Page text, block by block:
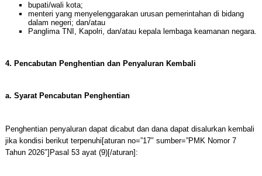
bupati/wali kota;
menteri yang menyelenggarakan urusan pemerintahan di bidang
dalam negeri; dan/atau
Panglima TNI, Kapolri, dan/atau kepala lembaga keamanan negara.
4. Pencabutan Penghentian dan Penyaluran Kembali
a. Syarat Pencabutan Penghentian
Penghentian penyaluran dapat dicabut dan dana dapat disalurkan kembali
jika kondisi berikut terpenuhi[aturan no=”17″ sumber=”PMK Nomor 7
Tahun 2026″]Pasal 53 ayat (9)[/aturan]: